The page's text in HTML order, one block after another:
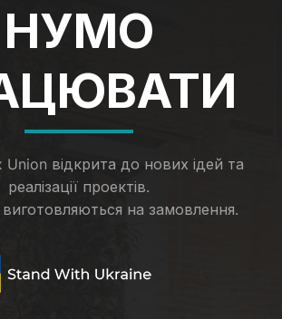
НУМО
відкрита до нових ідей та
реалізації проектів.
на замовлення.